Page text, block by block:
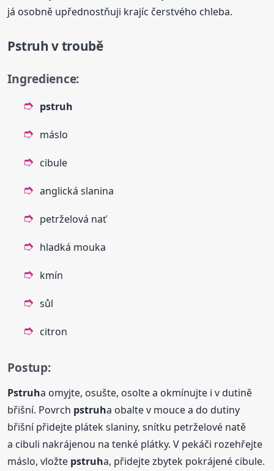
já osobně upřednostňuji krajíc čerstvého chleba.
Pstruh v troubě
Ingredience:
pstruh
máslo
cibule
anglická slanina
petrželová nať
hladká mouka
kmín
sůl
citron
Postup:
Pstruha omyjte, osušte, osolte a okmínujte i v dutině
břišní. Povrch pstruha obalte v mouce a do dutiny
břišní přidejte plátek slaniny, snítku petrželové natě
a cibuli nakrájenou na tenké plátky. V pekáči rozehřejte
máslo, vložte pstruha, přidejte zbytek pokrájené cibule.